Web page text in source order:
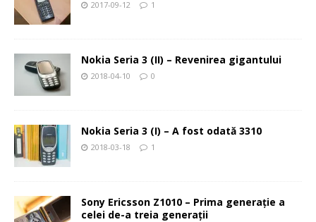
2017-09-12 1
Nokia Seria 3 (II) – Revenirea gigantului
2018-04-10 0
Nokia Seria 3 (I) – A fost odată 3310
2018-03-18 1
Sony Ericsson Z1010 – Prima generaţie a
celei de-a treia generaţii